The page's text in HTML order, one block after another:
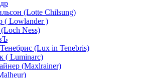
(Lotte Chilsung)
( Lowlander )
Ness)
(Lux in Tenebris)
( Luminarc)
(Maxlrainer)